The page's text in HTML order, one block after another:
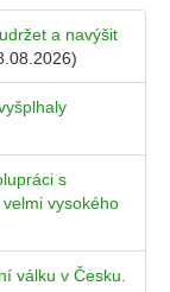
a navýšit
s
vysokého
válku v Česku.